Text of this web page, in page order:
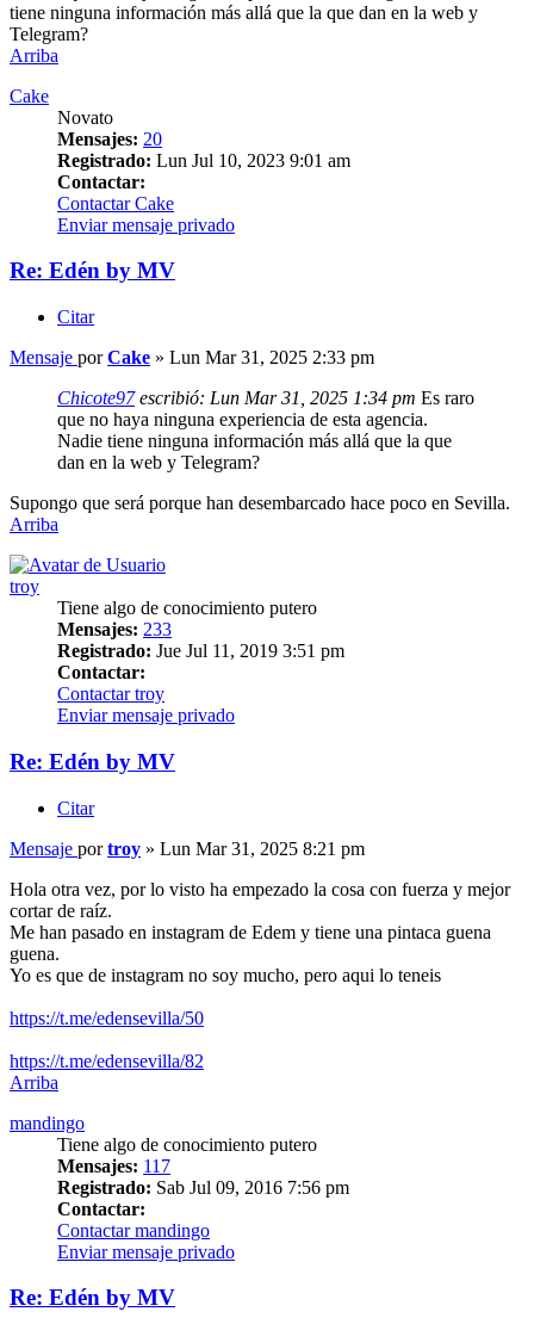
tiene ninguna información más allá que la que dan en la web y
Telegram?
Arriba
Cake
Novato
Mensajes: 20
Registrado: Lun Jul 10, 2023 9:01 am
Contactar:
Contactar Cake
Enviar mensaje privado
Re: Edén by MV
Citar
Mensaje porCake » Lun Mar 31, 2025 2:33 pm
Chicote97escribió: Lun Mar 31, 2025 1:34 pm Es raro
que no haya ninguna experiencia de esta agencia.
Nadie tiene ninguna información más allá que la que
dan en la web y Telegram?
Supongo que será porque han desembarcado hace poco en Sevilla.
Arriba
troy
Tiene algo de conocimiento putero
Mensajes: 233
Registrado: Jue Jul 11, 2019 3:51 pm
Contactar:
Contactar troy
Enviar mensaje privado
Re: Edén by MV
Citar
Mensaje portroy » Lun Mar 31, 2025 8:21 pm
Hola otra vez, por lo visto ha empezado la cosa con fuerza y mejor
cortar de raíz.
Me han pasado en instagram de Edem y tiene una pintaca guena
guena.
Yo es que de instagram no soy mucho, pero aqui lo teneis
https://t.me/edensevilla/50
https://t.me/edensevilla/82
Arriba
mandingo
Tiene algo de conocimiento putero
Mensajes: 117
Registrado: Sab Jul 09, 2016 7:56 pm
Contactar:
Contactar mandingo
Enviar mensaje privado
Re: Edén by MV